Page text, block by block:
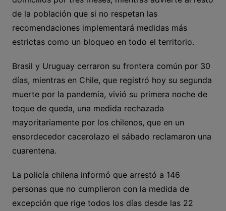
de la población que si no respetan las
recomendaciones implementará medidas más
estrictas como un bloqueo en todo el territorio.
Brasil y Uruguay cerraron su frontera común por 30
días, mientras en Chile, que registró hoy su segunda
muerte por la pandemia, vivió su primera noche de
toque de queda, una medida rechazada
mayoritariamente por los chilenos, que en un
ensordecedor cacerolazo el sábado reclamaron una
cuarentena.
La policía chilena informó que arrestó a 146
personas que no cumplieron con la medida de
excepción que rige todos los días desde las 22